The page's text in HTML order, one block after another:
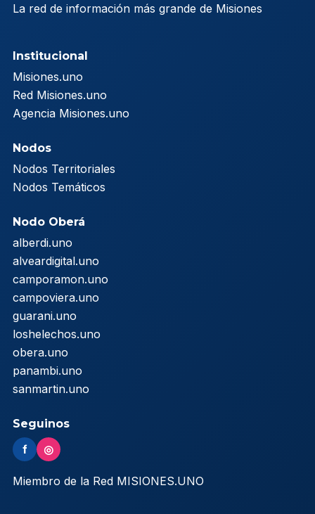
La red de información más grande de Misiones
Institucional
Misiones.uno
Red Misiones.uno
Agencia Misiones.uno
Nodos
Nodos Territoriales
Nodos Temáticos
Nodo Oberá
alberdi.uno
alveardigital.uno
camporamon.uno
campoviera.uno
guarani.uno
loshelechos.uno
obera.uno
panambi.uno
sanmartin.uno
Seguinos
f ◎
Miembro de la Red MISIONES.UNO